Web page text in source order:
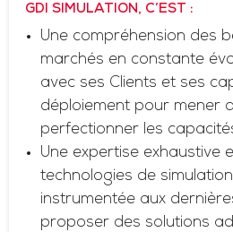
GDI SIMULATION, C’EST :
Une compréhension des
marchés en constante
avec ses Clients et ses
déploiement pour mener
perfectionner les
Une expertise exhaustive
technologies de
instrumentée aux
proposer des solutions